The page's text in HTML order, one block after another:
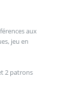
aux
jeu en
2 patrons